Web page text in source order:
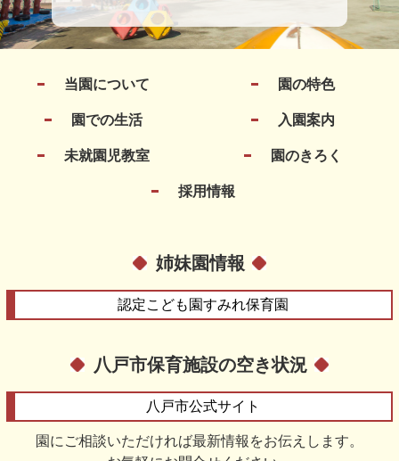
当園について 園の特色
園での生活 入園案内
未就園児教室 園のきろく
採用情報
姉妹園情報
認定こども園すみれ保育園
八戸市保育施設の空き状況
八戸市公式サイト
園にご相談いただければ最新情報をお伝えします。